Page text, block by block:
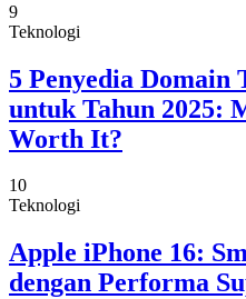
9
Teknologi
5 Penyedia Domain
untuk Tahun 2025:
Worth It?
10
Teknologi
Apple iPhone 16:
dengan Performa